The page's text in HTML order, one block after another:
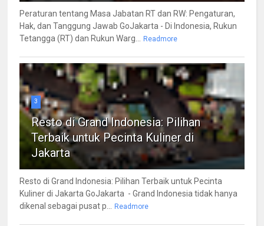
Peraturan tentang Masa Jabatan RT dan RW: Pengaturan,
Hak, dan Tanggung Jawab GoJakarta - Di Indonesia, Rukun
Tetangga (RT) dan Rukun Warg... Readmore
3
Resto di Grand Indonesia: Pilihan
Terbaik untuk Pecinta Kuliner di
Jakarta
Resto di Grand Indonesia: Pilihan Terbaik untuk Pecinta
Kuliner di Jakarta GoJakarta - Grand Indonesia tidak hanya
dikenal sebagai pusat p... Readmore